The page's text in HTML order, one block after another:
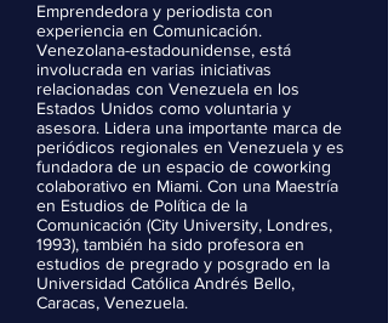
Emprendedora y periodista con
experiencia en Comunicación.
Venezolana-estadounidense, está
involucrada en varias iniciativas
relacionadas con Venezuela en los
Estados Unidos como voluntaria y
asesora. Lidera una importante marca de
periódicos regionales en Venezuela y es
fundadora de un espacio de coworking
colaborativo en Miami. Con una Maestría
en Estudios de Política de la
Comunicación (City University, Londres,
1993), también ha sido profesora en
estudios de pregrado y posgrado en la
Universidad Católica Andrés Bello,
Caracas, Venezuela.